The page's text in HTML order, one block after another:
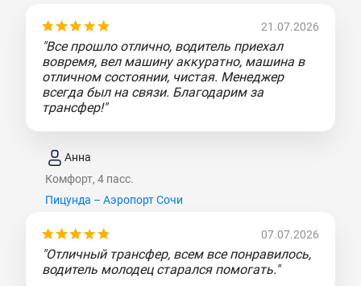
21.07.2026
"Все прошло отлично, водитель приехал
вовремя, вел машину аккуратно, машина в
отличном состоянии, чистая. Менеджер
всегда был на связи. Благодарим за
трансфер!"
Анна
Комфорт, 4 пасс.
Пицунда – Аэропорт Сочи
07.07.2026
"Отличный трансфер, всем все понравилось,
водитель молодец старался помогать."